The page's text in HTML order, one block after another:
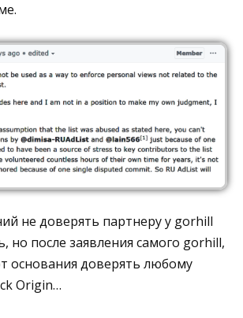
не доверять партнеру у gorhill
но после заявления самого gorhill,
основания доверять любому
Origin…